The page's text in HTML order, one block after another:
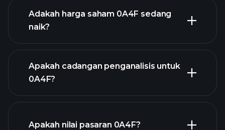
Adakah harga saham 0A4F sedang
naik?
Apakah cadangan penganalisis untuk
0A4F?
Apakah nilai pasaran 0A4F?